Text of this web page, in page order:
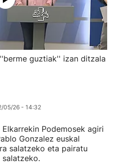
guztiak'' izan ditzala
05/26 - 14:32
Elkarrekin Podemosek agiri
Gonzalez euskal
salatzeko eta pairatu